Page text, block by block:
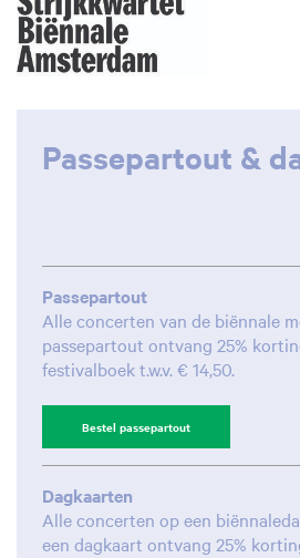
Passepartout &
Passepartout
Alle concerten van de biënnale
passepartout ontvang 25%
festivalboek t.w.v. € 14,50.
Bestel passepartout
Dagkaarten
Alle concerten op een
een dagkaart ontvang 25%